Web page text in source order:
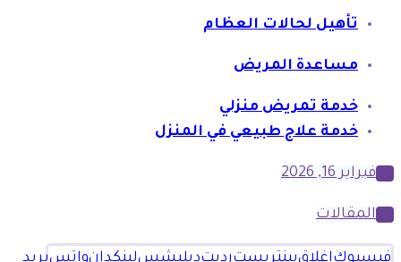
تأهيل لحالات العظام
مساعدة المريض
خدمة تمريض منزلي
خدمة علاج طبيعي في المنزل
فبراير 16, 2026
المقالات
فيسبوكإغلاقبينتريسترديتديليشسلينكدإنواتسبريد